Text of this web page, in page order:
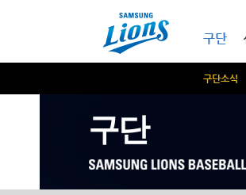
구단
구단소식
구단